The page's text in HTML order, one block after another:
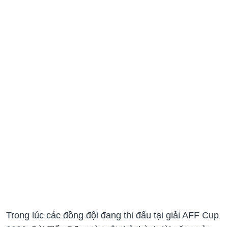
Trong lúc các đồng đội đang thi đấu tại giải AFF Cup